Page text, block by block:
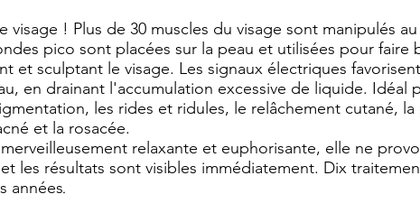
visage ! Plus de 30 muscles du visage sont manipulés
pico sont placées sur la peau et utilisées pour faire
et sculptant le visage. Les signaux électriques
en drainant l'accumulation excessive de liquide. Idéal
les rides et ridules, le relâchement cutané,
et la rosacée.
relaxante et euphorisante, elle ne
les résultats sont visibles immédiatement. Dix
années.